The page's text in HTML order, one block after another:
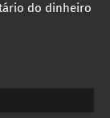
do dinheiro